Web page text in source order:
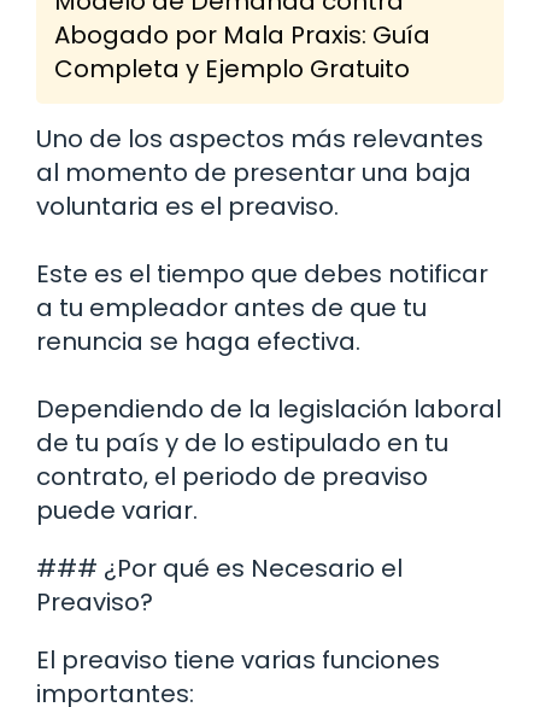
Abogado por Mala Praxis: Guía
Completa y Ejemplo Gratuito
Uno de los aspectos más relevantes
al momento de presentar una baja
voluntaria es el preaviso.
Este es el tiempo que debes notificar
a tu empleador antes de que tu
renuncia se haga efectiva.
Dependiendo de la legislación laboral
de tu país y de lo estipulado en tu
contrato, el periodo de preaviso
puede variar.
### ¿Por qué es Necesario el
Preaviso?
El preaviso tiene varias funciones
importantes: